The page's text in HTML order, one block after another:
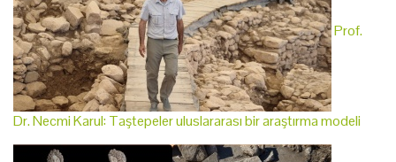
Prof.
Dr. Necmi Karul: Taştepeler uluslararası bir araştırma modeli